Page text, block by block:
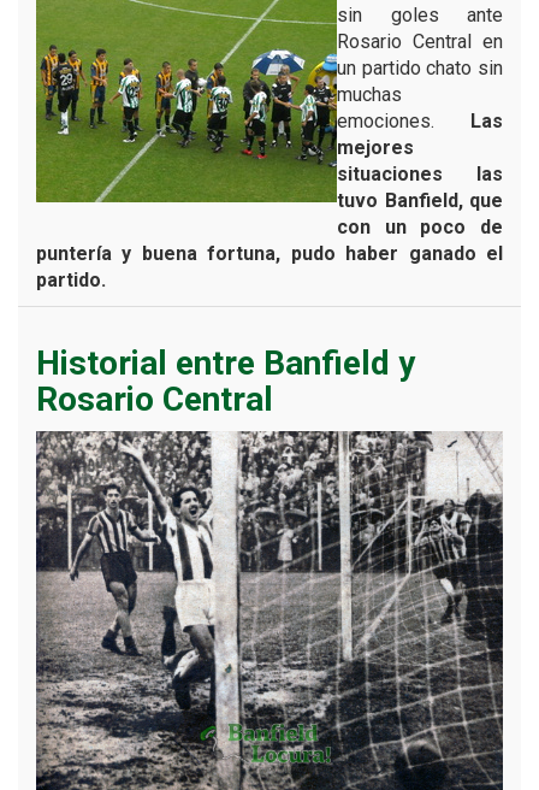
sin goles ante
Rosario Central en
un partido chato sin
muchas
emociones. Las
mejores
situaciones las
tuvo Banfield, que
con un poco de
puntería y buena fortuna, pudo haber ganado el
partido.
Historial entre Banfield y
Rosario Central